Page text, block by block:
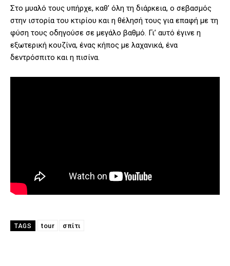
Στο μυαλό τους υπήρχε, καθ’ όλη τη διάρκεια, ο σεβασμός
στην ιστορία του κτιρίου και η θέλησή τους για επαφή με τη
φύση τους οδηγούσε σε μεγάλο βαθμό. Γι’ αυτό έγινε η
εξωτερική κουζίνα, ένας κήπος με λαχανικά, ένα
δεντρόσπιτο και η πισίνα.
TAGS tour σπίτι